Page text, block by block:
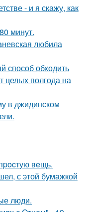
- и я скажу, как
минут.
любила
способ обходить
целых полгода на
в джидинском
вeщь.
с этой бумажкой
люди.